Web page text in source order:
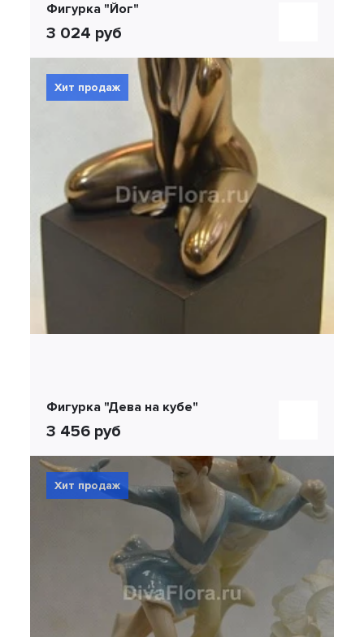
Фигурка "Йог"
3 024 руб
Хит продаж
Фигурка "Дева на кубе"
3 456 руб
Хит продаж